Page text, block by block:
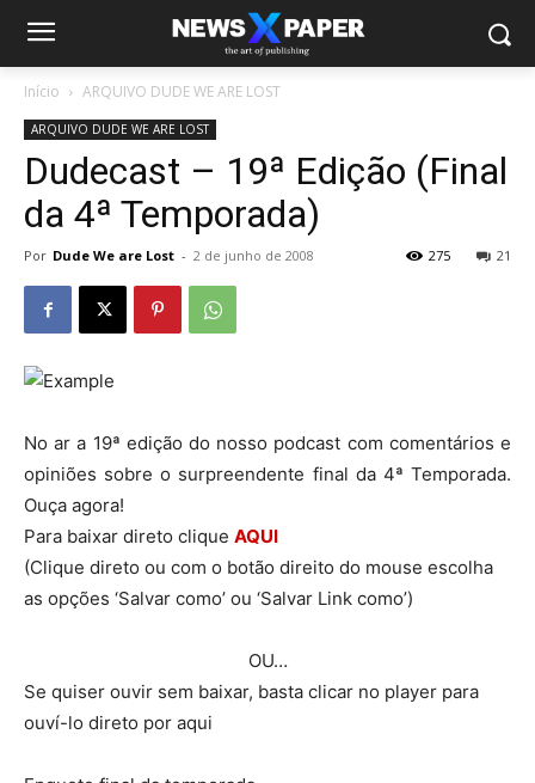
Início ARQUIVO DUDE WE ARE LOST
ARQUIVO DUDE WE ARE LOST
Dudecast – 19ª Edição (Final
da 4ª Temporada)
Por Dude We are Lost - 2 de junho de 2008 21
275
No ar a 19ª edição do nosso podcast com comentários e
opiniões sobre o surpreendente final da 4ª Temporada.
Ouça agora!
Para baixar direto clique AQUI
(Clique direto ou com o botão direito do mouse escolha
as opções ‘Salvar como’ ou ‘Salvar Link como’)
OU…
Se quiser ouvir sem baixar, basta clicar no player para
ouví-lo direto por aqui